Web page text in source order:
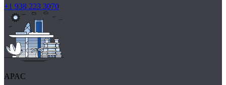
+1 938 223 3070
APAC